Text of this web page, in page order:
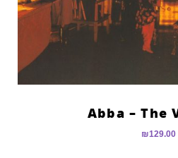
Abba – The
₪129.00